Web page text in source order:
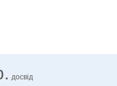
досвід